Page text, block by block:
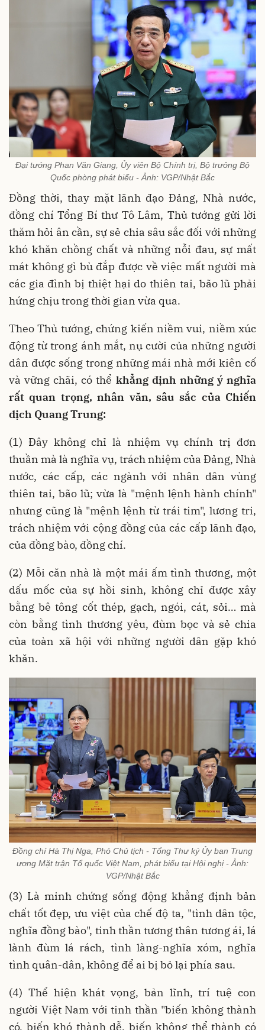
Đại tướng Phan Văn Giang, Ủy viên Bộ Chính trị, Bộ trưởng Bộ
Quốc phòng phát biểu - Ảnh: VGP/Nhật Bắc
Đồng thời, thay mặt lãnh đạo Đảng, Nhà nước,
đồng chí Tổng Bí thư Tô Lâm, Thủ tướng gửi lời
thăm hỏi ân cần, sự sẻ chia sâu sắc đối với những
khó khăn chồng chất và những nỗi đau, sự mất
mát không gì bù đắp được về việc mất người mà
các gia đình bị thiệt hại do thiên tai, bão lũ phải
hứng chịu trong thời gian vừa qua.
Theo Thủ tướng, chứng kiến niềm vui, niềm xúc
động từ trong ánh mắt, nụ cười của những người
dân được sống trong những mái nhà mới kiên cố
và vững chãi, có thể khẳng định những ý nghĩa
rất quan trọng, nhân văn, sâu sắc của Chiến
dịch Quang Trung:
(1) Đây không chỉ là nhiệm vụ chính trị đơn
thuần mà là nghĩa vụ, trách nhiệm của Đảng, Nhà
nước, các cấp, các ngành với nhân dân vùng
thiên tai, bão lũ; vừa là "mệnh lệnh hành chính"
nhưng cũng là "mệnh lệnh từ trái tim", lương tri,
trách nhiệm với cộng đồng của các cấp lãnh đạo,
của đồng bào, đồng chí.
(2) Mỗi căn nhà là một mái ấm tình thương, một
dấu mốc của sự hồi sinh, không chỉ được xây
bằng bê tông cốt thép, gạch, ngói, cát, sỏi… mà
còn bằng tình thương yêu, đùm bọc và sẻ chia
của toàn xã hội với những người dân gặp khó
khăn.
Đồng chí Hà Thị Nga, Phó Chủ tịch - Tổng Thư ký Ủy ban Trung
ương Mặt trận Tổ quốc Việt Nam, phát biểu tại Hội nghị - Ảnh:
VGP/Nhật Bắc
(3) Là minh chứng sống động khẳng định bản
chất tốt đẹp, ưu việt của chế độ ta, "tình dân tộc,
nghĩa đồng bào", tinh thần tương thân tương ái, lá
lành đùm lá rách, tình làng-nghĩa xóm, nghĩa
tình quân-dân, không để ai bị bỏ lại phía sau.
(4) Thể hiện khát vọng, bản lĩnh, trí tuệ con
người Việt Nam với tinh thần "biến không thành
có, biến khó thành dễ, biến không thể thành có